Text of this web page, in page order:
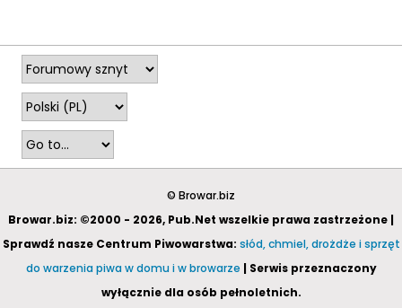
© Browar.biz
Browar.biz: ©2000 - 2026, Pub.Net wszelkie prawa zastrzeżone |
Sprawdź nasze Centrum Piwowarstwa: słód, chmiel, drożdże i sprzęt
do warzenia piwa w domu i w browarze | Serwis przeznaczony
wyłącznie dla osób pełnoletnich.